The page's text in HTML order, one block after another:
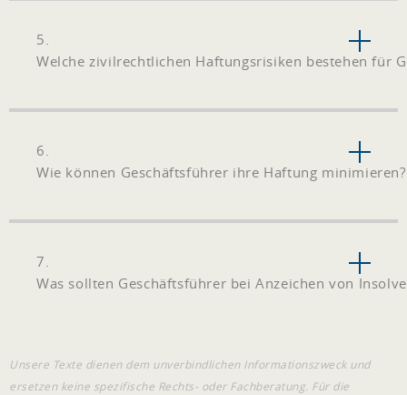
5.
Welche zivilrechtlichen Haftungsrisiken bestehen für
6.
Wie können Geschäftsführer ihre Haftung minimieren?
7.
Was sollten Geschäftsführer bei Anzeichen von
Unsere Texte dienen dem unverbindlichen Informationszweck und
ersetzen keine spezifische Rechts- oder Fachberatung. Für die